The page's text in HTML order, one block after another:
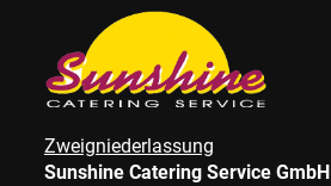
Zweigniederlassung
Sunshine Catering Service GmbH